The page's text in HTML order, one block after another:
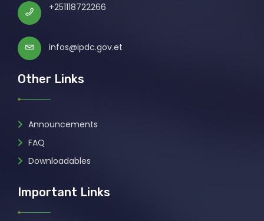
+251118722266
infos@ipdc.gov.et
Other Links
Announcements
FAQ
Downloadables
Important Links